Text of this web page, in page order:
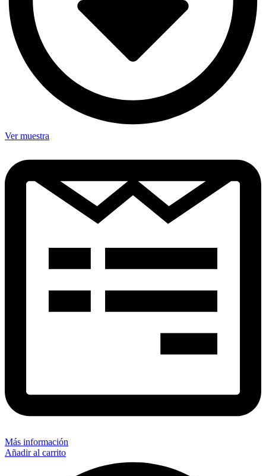
Ver muestra
Más información
Añadir al carrito